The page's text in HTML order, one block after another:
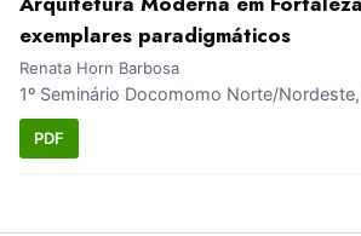
exemplares paradigmáticos
Renata Horn Barbosa
1º Seminário Docomomo Norte/
PDF